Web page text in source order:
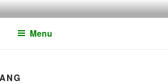
– PIONEER
BUAYA
yang Segarnya Bikin Mood Jadi Good
Menu